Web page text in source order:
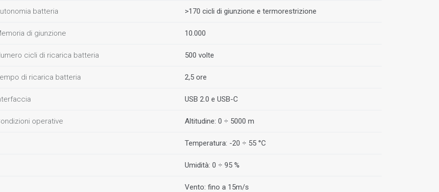
batteria >170 cicli di giunzione e termorestrizione
di giunzione 10.000
cicli di ricarica batteria 500 volte
di ricarica batteria 2,5 ore
USB 2.0 e USB-C
operative Altitudine: 0 ÷ 5000 m
Temperatura: -20 ÷ 55 °C
Umidità: 0 ÷ 95 %
Vento: fino a 15m/s